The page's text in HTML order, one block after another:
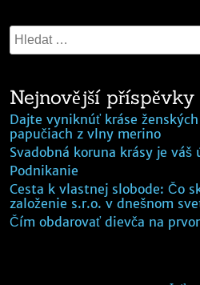
Nejnovější příspěvky
Dajte vyniknúť kráse
papučiach z vlny merino
Svadobná koruna krásy je váš
Podnikanie
Cesta k vlastnej slobode: Čo
založenie s.r.o. v dnešnom
Čím obdarovať dievča na